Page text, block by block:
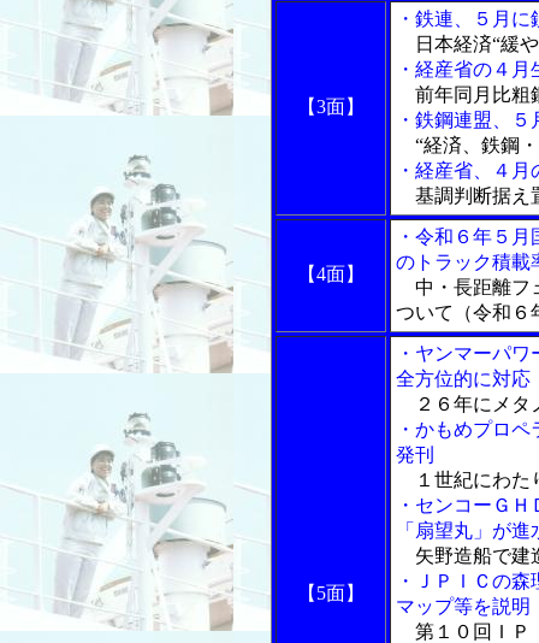
【3面】
・鉄連、５月
日本経済“緩
・経産省の４
前年同月比粗
・鉄鋼連盟、
“経済、鉄鋼
・経産省、４
基調判断据え
【4面】
・令和６年５
のトラック積載
中・長距離フ
ついて（令和６
【5面】
・ヤンマーパ
全方位的に対応
２６年にメタ
・かもめプロ
発刊
１世紀にわた
・センコーＧ
「扇望丸」が進
矢野造船で建
・ＪＰＩＣの
マップ等を説明
第１０回ＩＰ